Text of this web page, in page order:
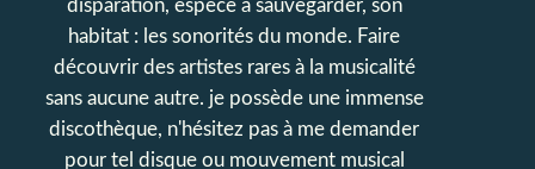
disparation, espèce à sauvegarder, son
habitat : les sonorités du monde. Faire
découvrir des artistes rares à la musicalité
sans aucune autre. je possède une immense
discothèque, n'hésitez pas à me demander
pour tel disque ou mouvement musical